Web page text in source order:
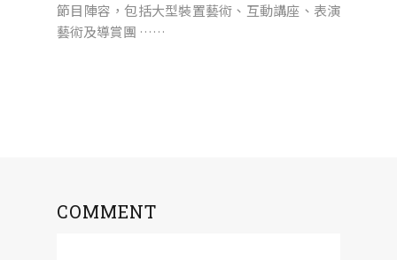
節目陣容，包括大型裝置藝術、互動講座、表演
藝術及導賞團 ……
COMMENT